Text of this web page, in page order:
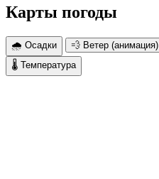
Карты погоды
🌧 Осадки 💨 Ветер (анимация)
🌡 Температура